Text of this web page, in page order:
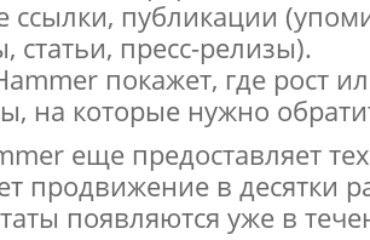
ссылки, публикации
статьи, пресс-релизы).
покажет, где рост
на которые нужно
еще предоставляет
продвижение в десятки
появляются уже в